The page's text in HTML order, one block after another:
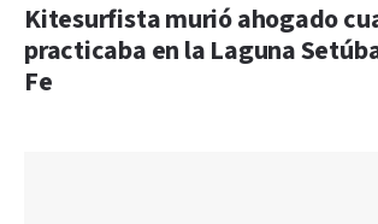
Kitesurfista murió ahogado
practicaba en la Laguna
Fe